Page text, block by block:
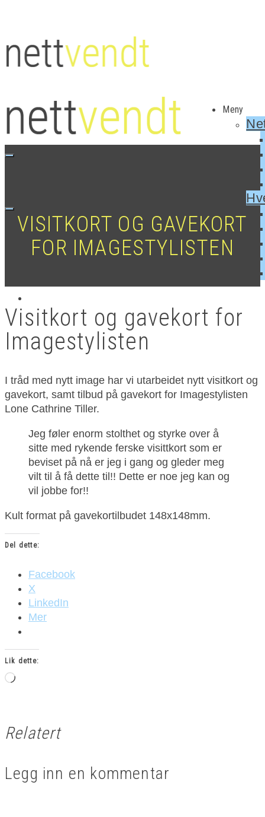
Meny
VISITKORT OG GAVEKORT
FOR IMAGESTYLISTEN
Visitkort og gavekort for
Imagestylisten
I tråd med nytt image har vi utarbeidet nytt visitkort og
gavekort, samt tilbud på gavekort for Imagestylisten
Lone Cathrine Tiller.
Jeg føler enorm stolthet og styrke over å
sitte med rykende ferske visittkort som er
beviset på nå er jeg i gang og gleder meg
vilt til å få dette til!! Dette er noe jeg kan og
vil jobbe for!!
Kult format på gavekortilbudet 148x148mm.
Del dette:
Facebook
X
LinkedIn
Mer
Lik dette:
Laster
Relatert
Legg inn en kommentar